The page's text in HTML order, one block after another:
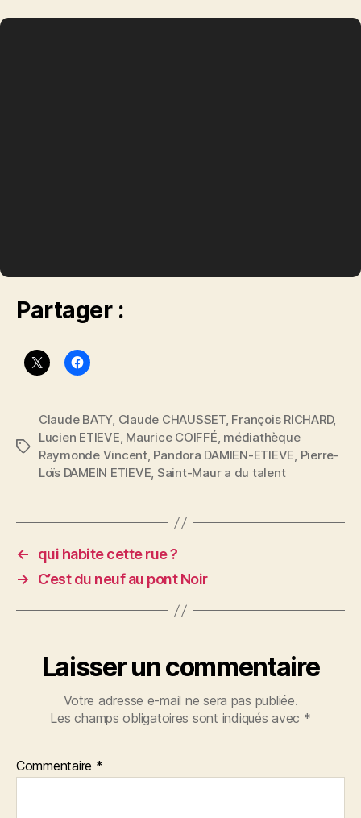
Partager :
Étiquettes
Claude BATY, Claude CHAUSSET, François RICHARD,
Lucien ETIEVE, Maurice COIFFÉ, médiathèque
Raymonde Vincent, Pandora DAMIEN-ETIEVE, Pierre-
Loïs DAMEIN ETIEVE, Saint-Maur a du talent
←
qui habite cette rue ?
→
C’est du neuf au pont Noir
Laisser un commentaire
Votre adresse e-mail ne sera pas publiée.
Les champs obligatoires sont indiqués avec *
Commentaire *